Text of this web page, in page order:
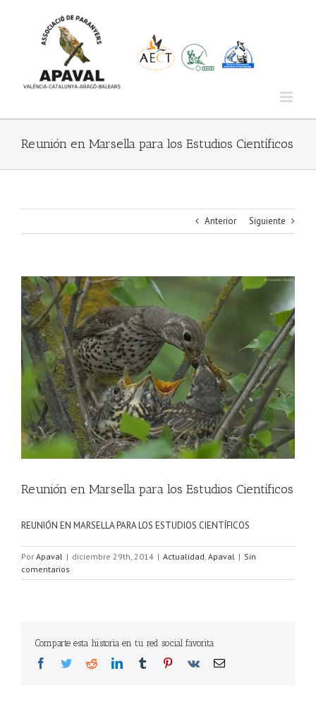
Reunión en Marsella para los Estudios Científicos
Anterior Siguiente
Ver
imagen
más
grande
Reunión en Marsella para los Estudios Científicos
REUNIÓN EN MARSELLA PARA LOS ESTUDIOS CIENTÍFICOS
Por Apaval | diciembre 29th, 2014 | Actualidad Apaval | Sin
comentarios
Comparte esta historia en tu red social favorita
Facebook
TwitterRedditLinkedInTumblr Pinterest
Vk
Correo